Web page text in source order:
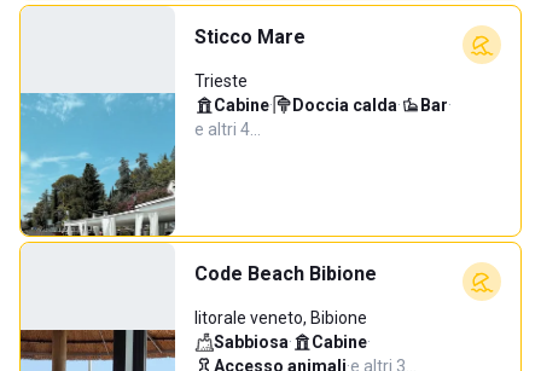
Sticco Mare
Trieste
Cabine· Doccia calda· Bar·
e altri 4…
Code Beach Bibione
litorale veneto, Bibione
Sabbiosa· Cabine·
Accesso animali·e altri 3…